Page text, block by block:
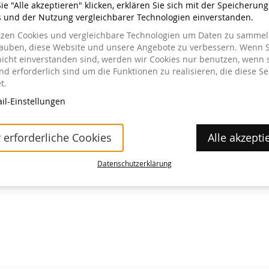
im Museum erhältlich.
"Alle akzeptieren" klicken, erklären Sie sich mit der
und der Nutzung vergleichbarer Technologien einverstanden.
Cookies und vergleichbare Technologien um Daten zu
diese Website und unsere Angebote zu verbessern. Wenn
einverstanden sind, werden wir Cookies nur benutzen, wenn
erforderlich sind um die Funktionen zu realisieren, die diese
Einstellungen
erforderliche Cookies Alle
Datenschutzerklärung